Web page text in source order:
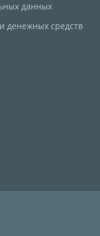
данных
денежных средств